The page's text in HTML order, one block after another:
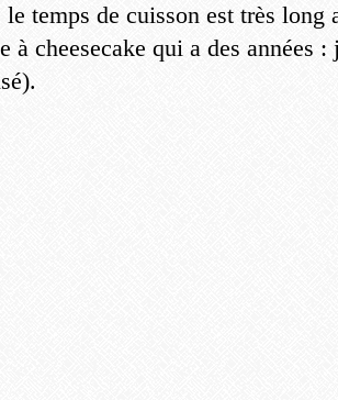
le temps de cuisson est très long
à cheesecake qui a des années